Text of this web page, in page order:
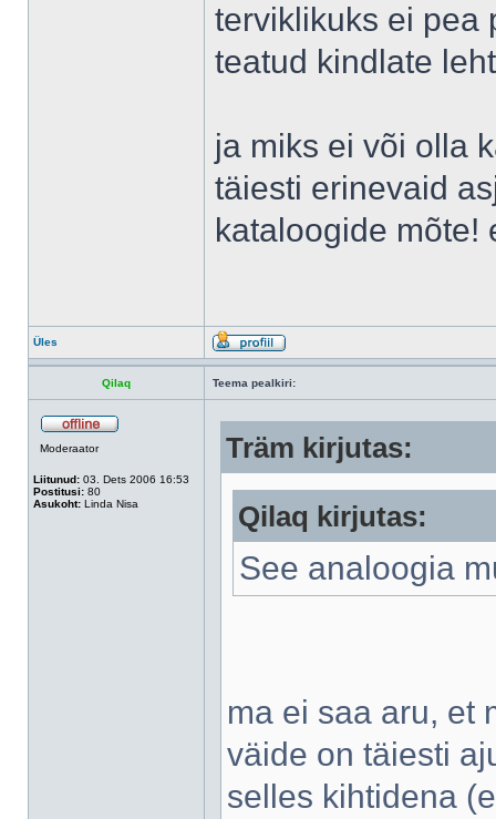
terviklikuks ei pea
teatud kindlate
ja miks ei või olla
täiesti erinevaid
kataloogide mõte!
Üles
Qilaq Teema pealkiri:
Moderaator
Liitunud: 03. Dets 2006 16:53
Postitusi: 80
Asukoht: Linda Nisa
Träm kirjutas:
Qilaq kirjutas:
See analoogia
ma ei saa aru, et
väide on täiesti
selles kihtidena